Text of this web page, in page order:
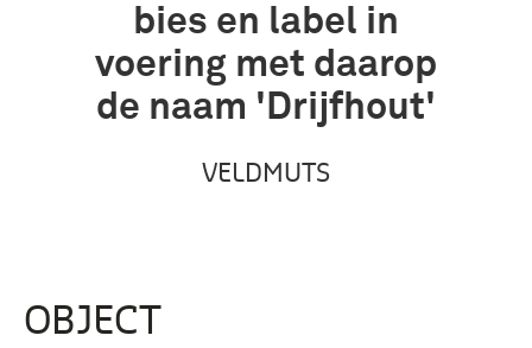
bies en label in
voering met daarop
de naam 'Drijfhout'
VELDMUTS
OBJECT